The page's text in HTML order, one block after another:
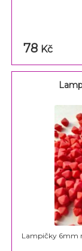
78 Kč
Lampičky 6mm